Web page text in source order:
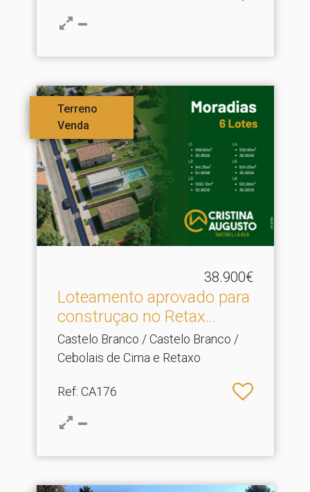
Terreno
Venda
38.900€
Loteamento aprovado para
construçao no Retax.​..
Castelo Branco / Castelo Branco /
Cebolais de Cima e Retaxo
Ref: CA176